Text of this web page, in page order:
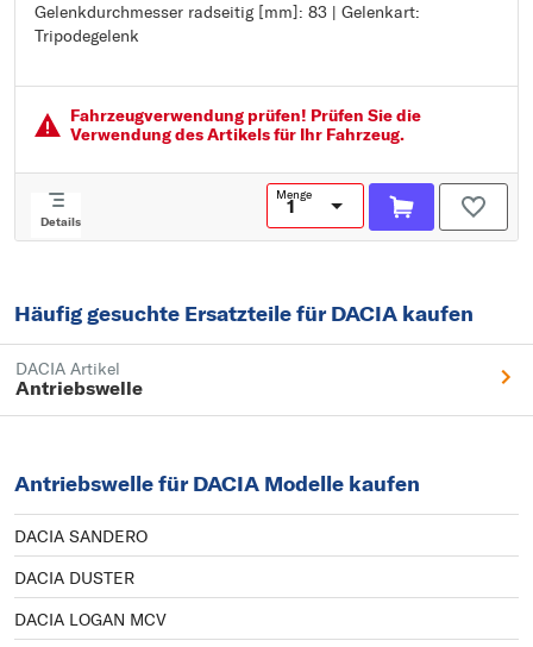
Gelenkdurchmesser radseitig [mm]: 83 | Gelenkart:
Tripodegelenk
Ergänzungsartikel/Ergänzende Info 2: ohne Achsstern
Gelenkdurchmesser radseitig [mm]: 83
Fahrzeugver­wendung prüfen! Prüfen Sie die
Verwendung des Artikels für Ihr Fahrzeug.
Details
Menge
Häufig gesuchte Ersatzteile für DACIA kaufen
DACIA Artikel
Antriebswelle
Antriebswelle für DACIA Modelle kaufen
DACIA SANDERO
DACIA DUSTER
DACIA LOGAN MCV